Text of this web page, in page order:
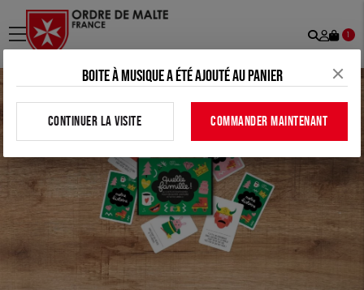
menu
Mon
1
Boite à musique a été ajouté au panier
CONTINUER LA VISITE COMMANDER MAINTENANT